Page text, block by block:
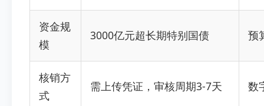
资金规
模
3000亿元超长期特别国债 预
核销方
式
需上传凭证，审核周期3-7天 数